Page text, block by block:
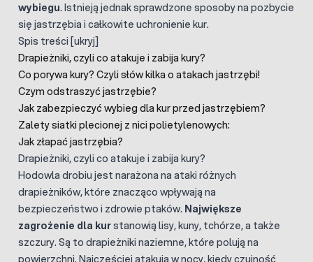
wybiegu. Istnieją jednak sprawdzone sposoby na pozbycie
się jastrzębia i całkowite uchronienie kur.
Spis treści [ukryj]
Drapieżniki, czyli co atakuje i zabija kury?
Co porywa kury? Czyli słów kilka o atakach jastrzębi!
Czym odstraszyć jastrzębie?
Jak zabezpieczyć wybieg dla kur przed jastrzębiem?
Zalety siatki plecionej z nici polietylenowych:
Jak złapać jastrzębia?
Drapieżniki, czyli co atakuje i zabija kury?
Hodowla drobiu jest narażona na ataki różnych
drapieżników, które znacząco wpływają na
bezpieczeństwo i zdrowie ptaków. Największe
zagrożenie dla kurstanowią lisy, kuny, tchórze, a także
szczury. Są to drapieżniki naziemne, które polują na
powierzchni. Najczęściej atakują w nocy, kiedy czujność